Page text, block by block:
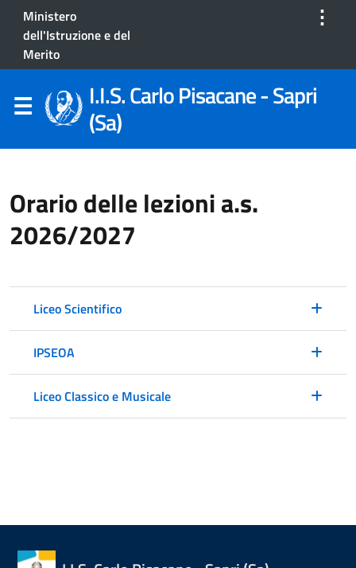
Ministero
dell'Istruzione e del
Merito
⋮
I.I.S. Carlo Pisacane - Sapri
(Sa)
Orario delle lezioni a.s.
2026/2027
Liceo Scientifico
IPSEOA
Liceo Classico e Musicale